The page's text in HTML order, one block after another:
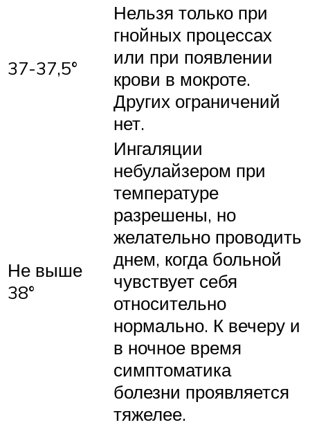
37-37,5°
Нельзя только при
гнойных процессах
или при появлении
крови в мокроте.
Других ограничений
нет.
Не выше
38°
Ингаляции
небулайзером при
температуре
разрешены, но
желательно проводить
днем, когда больной
чувствует себя
относительно
нормально. К вечеру и
в ночное время
симптоматика
болезни проявляется
тяжелее.